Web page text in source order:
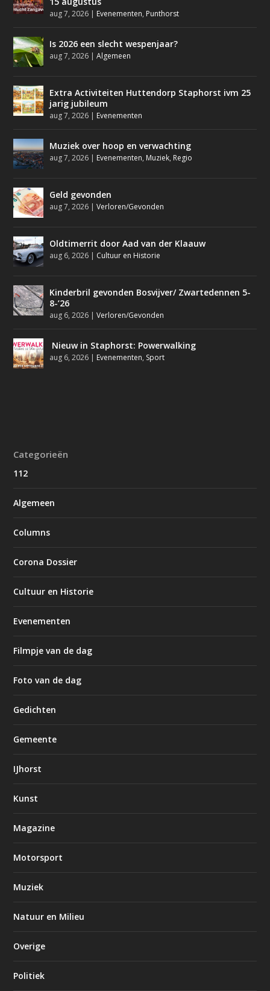
aug 7, 2026 | Evenementen, Punthorst
Is 2026 een slecht wespenjaar?
aug 7, 2026 |Algemeen
Extra Activiteiten Huttendorp Staphorst ivm 25
jarig jubileum
aug 7, 2026 | Evenementen
Muziek over hoop en verwachting
aug 7, 2026 | Evenementen, Muziek, Regio
Geld gevonden
aug 7, 2026 |Verloren/Gevonden
Oldtimerrit door Aad van der Klaauw
aug 6, 2026 | Cultuur en Historie
Kinderbril gevonden Bosvijver/ Zwartedennen 5-
8-’26
aug 6, 2026 |Verloren/Gevonden
Nieuw in Staphorst: Powerwalking
aug 6, 2026 | Evenementen, Sport
Categorieën
112
Algemeen
Columns
Corona Dossier
Cultuur en Historie
Evenementen
Filmpje van de dag
Foto van de dag
Gedichten
Gemeente
IJhorst
Kunst
Magazine
Motorsport
Muziek
Natuur en Milieu
Overige
Politiek